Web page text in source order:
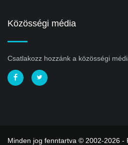
Közösségi média
Csatlakozz hozzánk a közösségi
Minden jog fenntartva © 2002-2026 -